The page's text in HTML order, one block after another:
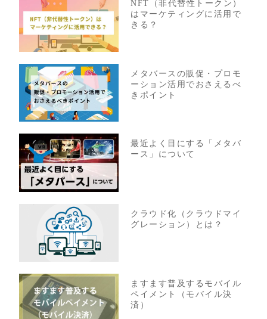
NFT（非代替性トークン）
はマーケティングに活用で
きる？
メタバースの販促・プロモ
ーション活用でおさえるべ
きポイント
最近よく目にする「メタバ
ース」について
クラウド化（クラウドマイ
グレーション）とは？
ますます普及するモバイル
ペイメント（モバイル決
済）